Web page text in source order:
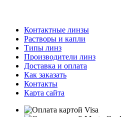
Контактные линзы
Растворы и капли
Типы линз
Производители линз
Доставка и оплата
Как заказать
Контакты
Карта сайта